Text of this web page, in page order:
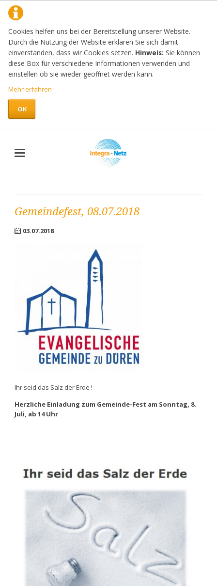
Cookies helfen uns bei der Bereitstellung unserer Website.
Durch die Nutzung der Website erklären Sie sich damit
einverstanden, dass wir Cookies setzen. Hinweis: Sie können
diese Box für verschiedene Informationen verwenden und
einstellen ob sie wieder geöffnet werden kann.
Mehr erfahren
OK
Gemeindefest, 08.07.2018
03.07.2018
Ihr seid das Salz der Erde !
Herzliche Einladung zum Gemeinde-Fest am Sonntag, 8.
Juli, ab 14 Uhr